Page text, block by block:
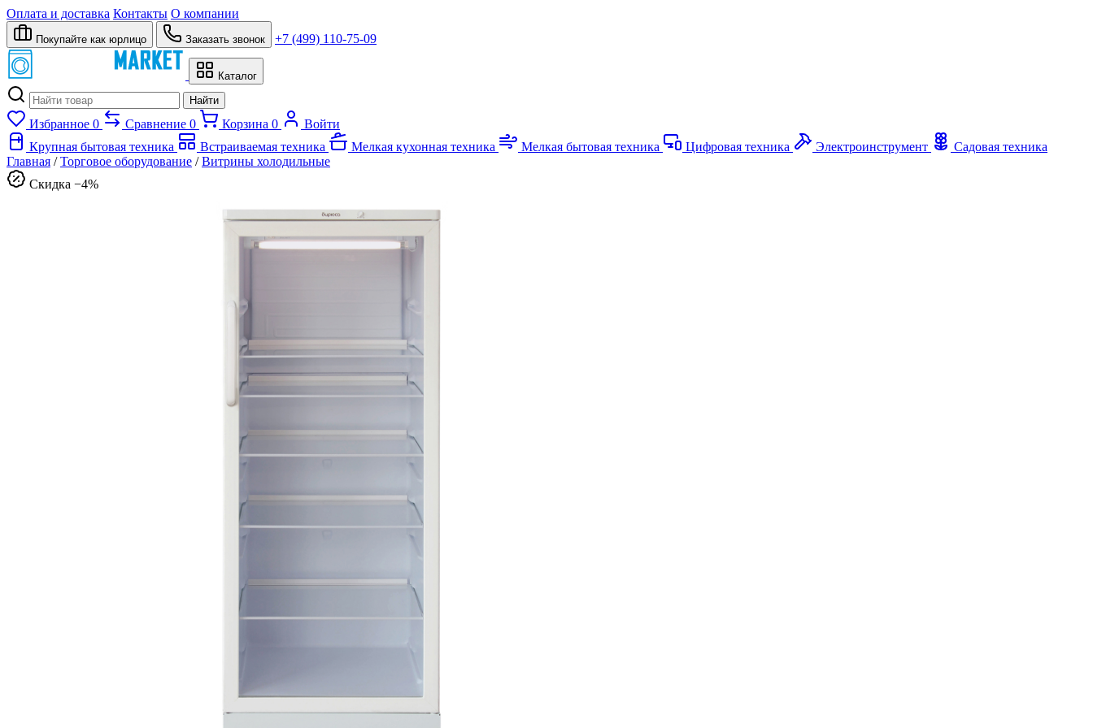
Оплата и доставка Контакты О компании
Покупайте как юрлицо Заказать звонок +7 (499) 110-75-09
Каталог
Найти
Избранное 0 Сравнение 0 Корзина 0
Войти
Крупная бытовая техника
Встраиваемая техника Мелкая кухонная техника Мелкая бытовая техника Цифровая техника Электроинструмент
Садовая техника
Главная / Торговое оборудование / Витрины холодильные
Скидка −4%